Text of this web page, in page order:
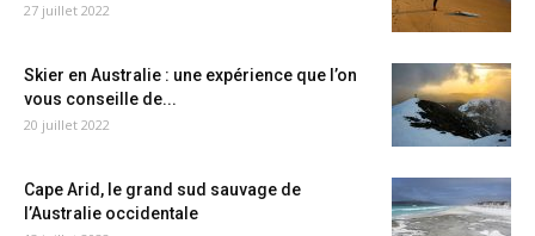
27 juillet 2022
Skier en Australie : une expérience que l’on
vous conseille de...
20 juillet 2022
Cape Arid, le grand sud sauvage de
l’Australie occidentale